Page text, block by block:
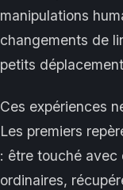
manipulations
changements de
petits
Ces expériences
Les premiers
: être touché avec
ordinaires,